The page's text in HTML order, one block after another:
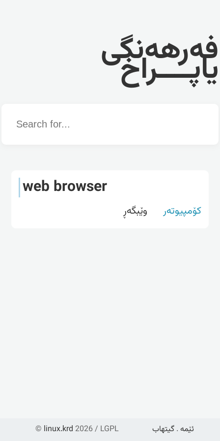
فەرهەنگی
یاپــــراخ
Word
web browser
کۆمپیوتەر وێبگه‌ڕ
© linux.krd 2026 / LGPL ئێمە . گیتهاب